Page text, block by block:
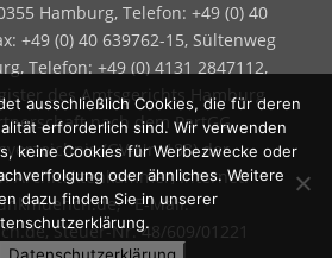
Hamburg, Telefon: +49 (0) 40
+49 (0) 40 639762-15, Sültenweg
Telefon: +49 (0) 4131 2847112,
des Amtsgerichts Hamburg
nach dem PartGG,
(GV-Nr. 183) der
Architektenkammer, Internet:
E-Mail:
Steuer-Nr. 48/609/01221
ausschließlich Cookies, die für deren
erforderlich sind. Wir verwenden
keine Cookies für Werbezwecke oder
oder ähnliches. Weitere
dazu finden Sie in unserer